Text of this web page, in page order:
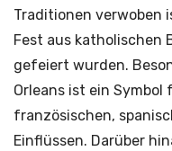
Traditionen verwoben
Fest aus katholischen
gefeiert wurden.
Orleans ist ein
französischen,
Einflüssen. Darüber